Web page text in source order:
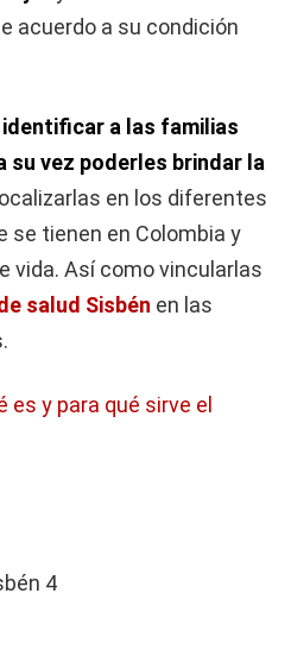
acuerdo a su condición
identificar a las familias
su vez poderles brindar la
en los diferentes
se tienen en Colombia y
vida. Así como vincularlas
salud Sisbén en las
es y para qué sirve el